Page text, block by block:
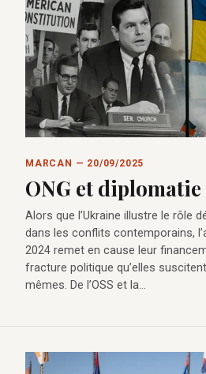
MARCAN — 20/09/2025
ONG et
Alors que l’Ukraine illustre le rôle
dans les conflits contemporains,
2024 remet en cause leur
fracture politique qu’elles
mêmes. De l’OSS et la…